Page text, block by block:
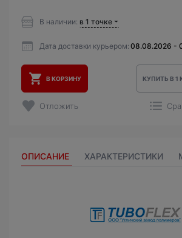
В наличии: в 1 точке
Дата доставки курьером: 08.08.2026 -
В КОРЗИНУ КУПИТЬ В 1
Отложить
ОПИСАНИЕ ХАРАКТЕРИСТИКИ